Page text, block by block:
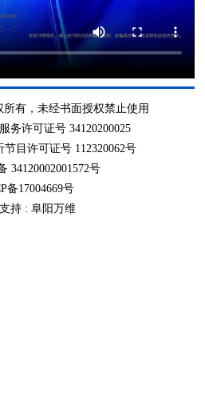
有，未经书面授权禁止使用
务许可证号 34120200025
目许可证号 112320062号
34120002001572号
备17004669号
持 : 阜阳万维